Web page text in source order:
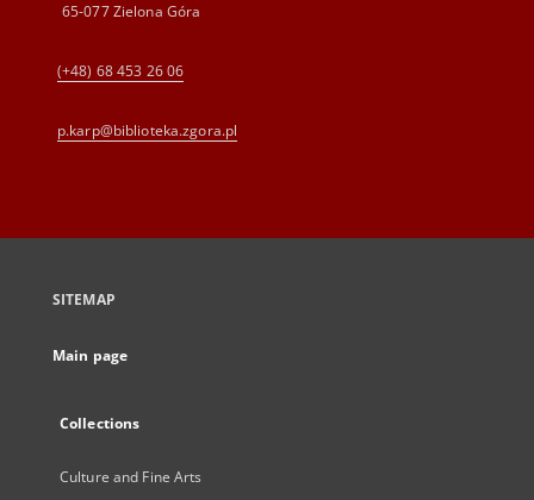
65-077 Zielona Góra
(+48) 68 453 26 06
p.karp@biblioteka.zgora.pl
SITEMAP
Main page
Collections
Culture and Fine Arts